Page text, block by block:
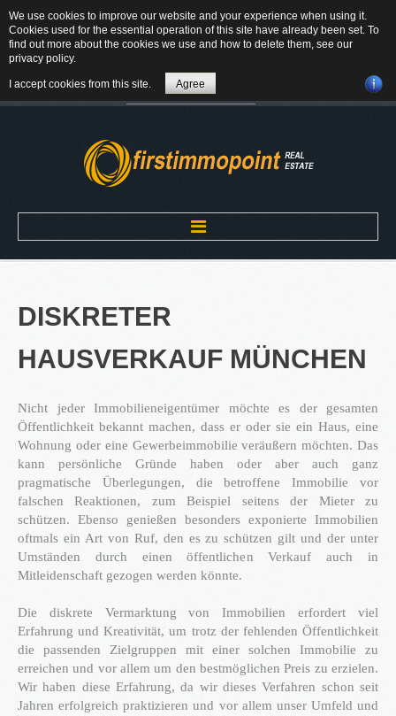
84184 Tiefenbach - Am Winkl 6
MAIL
ÜBER UNS
Firstimmopoint®ist eine Vertriebsorganisation für den Verkauf von
Immobilien. Als Partner von Bauträgern, Wohnbaugesellschaften
und Privatleuten organisieren wir den Verkauf von Wohnungen und
Gewerbeflächen.
WEITERLESEN
GEWINNBRINGENDE
IMMOBILIENVERKAUF
NEWS
DISKRETER
HAUSVERKAUF MÜNCHEN
Nicht jeder Immobilieneigentümer möchte es der gesamten
Öffentlichkeit bekannt machen, dass er oder sie ein Haus, eine
Wohnung oder eine Gewerbeimmobilie veräußern möchten. Das
kann persönliche Gründe haben oder aber auch ganz
pragmatische Überlegungen, die betroffene Immobilie vor
falschen Reaktionen, zum Beispiel seitens der Mieter zu
schützen. Ebenso genießen besonders exponierte Immobilien
oftmals ein Art von Ruf, den es zu schützen gilt und der unter
Umständen durch einen öffentlichen Verkauf auch in
Mitleidenschaft gezogen werden könnte.
Die diskrete Vermarktung von Immobilien erfordert viel
Erfahrung und Kreativität, um trotz der fehlenden Öffentlichkeit
die passenden Zielgruppen mit einer solchen Immobilie zu
erreichen und vor allem um den bestmöglichen Preis zu erzielen.
Wir haben diese Erfahrung, da wir dieses Verfahren schon seit
Jahren erfolgreich praktizieren und vor allem unser Umfeld und
We use cookies to improve our website and your experience when using it.
Cookies used for the essential operation of this site have already been set. To
find out more about the cookies we use and how to delete them, see our
privacy policy.
I accept cookies from this site. Agree